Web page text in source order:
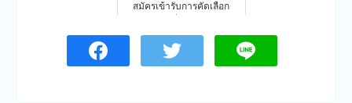
สมัครเข้ารับการคัดเลือก